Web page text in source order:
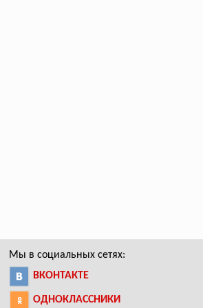
Мы в социальных сетях:
ВКОНТАКТЕ
ОДНОКЛАССНИКИ